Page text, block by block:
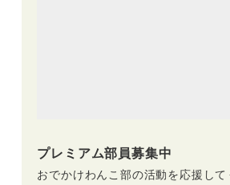
プレミアム部員募集中
おでかけわんこ部の活動を応援し